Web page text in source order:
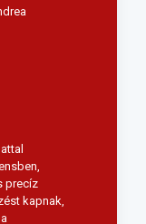
precíz
kapnak,